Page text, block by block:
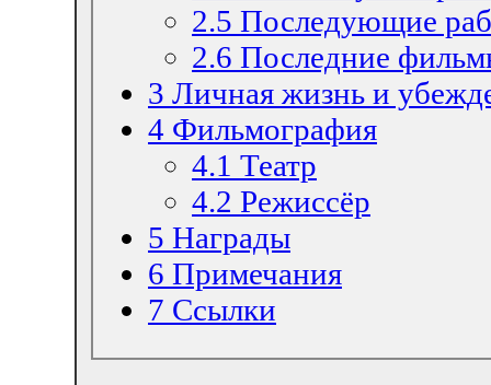
2.5 Последующие
2.6 Последние
3 Личная жизнь и
4 Фильмография
4.1 Театр
4.2 Режиссёр
5 Награды
6 Примечания
7 Ссылки